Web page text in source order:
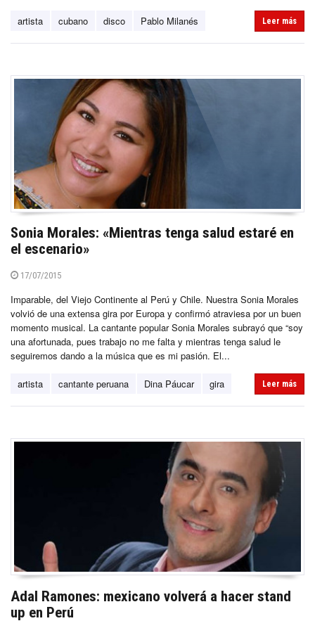
artista cubano disco Pablo Milanés Leer más
Sonia Morales: «Mientras tenga salud estaré en
el escenario»
17/07/2015
Imparable, del Viejo Continente al Perú y Chile. Nuestra Sonia Morales
volvió de una extensa gira por Europa y confirmó atraviesa por un buen
momento musical. La cantante popular Sonia Morales subrayó que “soy
una afortunada, pues trabajo no me falta y mientras tenga salud le
seguiremos dando a la música que es mi pasión. El...
artista cantante peruana Dina Páucar gira Leer más
Adal Ramones: mexicano volverá a hacer stand
up en Perú